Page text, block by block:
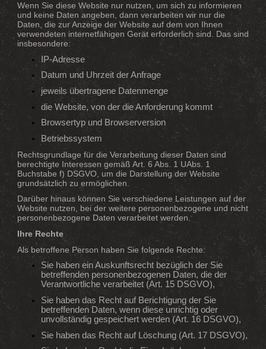
Wenn Sie diese Website nur nutzen, um sich zu informieren
und keine Daten angeben, dann verarbeiten wir nur die
Daten, die zur Anzeige der Website auf dem von Ihnen
verwendeten internetfähigen Gerät erforderlich sind. Das sind
insbesondere:
IP-Adresse
Datum und Uhrzeit der Anfrage
jeweils übertragene Datenmenge
die Website, von der die Anforderung kommt
Browsertyp und Browserversion
Betriebssystem
Rechtsgrundlage für die Verarbeitung dieser Daten sind
berechtigte Interessen gemäß Art. 6 Abs. 1 UAbs. 1
Buchstabe f) DSGVO, um die Darstellung der Website
grundsätzlich zu ermöglichen.
Darüber hinaus können Sie verschiedene Leistungen auf der
Website nutzen, bei der weitere personenbezogene und nicht
personenbezogene Daten verarbeitet werden.
Ihre Rechte
Als betroffene Person haben Sie folgende Rechte:
Sie haben ein Auskunftsrecht bezüglich der Sie
betreffenden personenbezogenen Daten, die der
Verantwortliche verarbeitet (Art. 15 DSGVO),
Sie haben das Recht auf Berichtigung der Sie
betreffenden Daten, wenn diese unrichtig oder
unvollständig gespeichert werden (Art. 16 DSGVO),
Sie haben das Recht auf Löschung (Art. 17 DSGVO),